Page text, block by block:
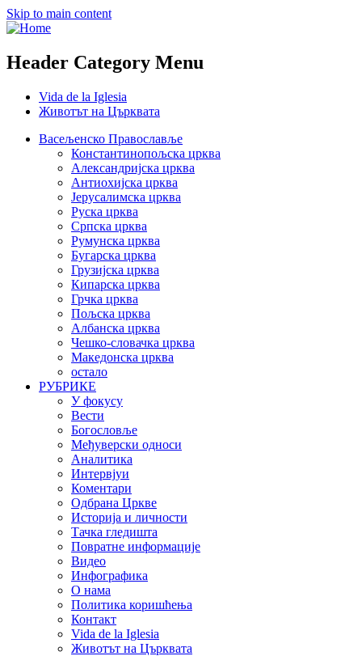
Skip to main content
Header Category Menu
Vida de la Iglesia
Животът на Църквата
Васељенско Православље
Константинопољска црква
Александријска црква
Антиохијска црква
Јерусалимска црква
Руска црква
Српска црква
Румунска црква
Бугарска црква
Грузијска црква
Кипарска црква
Грчка црква
Пољска црква
Албанска црква
Чешко-словачка црква
Македонска црква
остало
РУБРИКЕ
У фокусу
Вести
Богословље
Међуверски односи
Аналитика
Интервјуи
Коментари
Одбрана Цркве
Историја и личности
Тачка гледишта
Повратне информације
Видео
Инфографика
О нама
Политика коришћења
Контакт
Vida de la Iglesia
Животът на Църквата